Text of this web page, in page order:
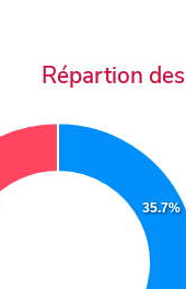
Répartion
35.7%